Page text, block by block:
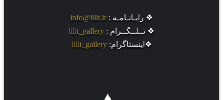
❖ رایـانـامـه : info@lilit.ir
❖ تــلــگــرام : lilit_gallery
❖اینستاگرام: lilit_gallery